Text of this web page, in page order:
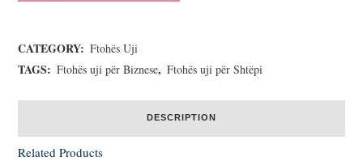
CATEGORY: Ftohës Uji
TAGS: Ftohës uji për Biznese, Ftohës uji për Shtëpi
DESCRIPTION
Related Products